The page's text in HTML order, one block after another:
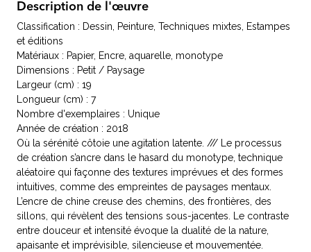
Description de l'œuvre
Classification : Dessin, Peinture, Techniques mixtes, Estampes
et éditions
Matériaux : Papier, Encre, aquarelle, monotype
Dimensions : Petit / Paysage
Largeur (cm) : 19
Longueur (cm) : 7
Nombre d'exemplaires : Unique
Année de création : 2018
Où la sérénité côtoie une agitation latente. /// Le processus
de création s’ancre dans le hasard du monotype, technique
aléatoire qui façonne des textures imprévues et des formes
intuitives, comme des empreintes de paysages mentaux.
L’encre de chine creuse des chemins, des frontières, des
sillons, qui révèlent des tensions sous-jacentes. Le contraste
entre douceur et intensité évoque la dualité de la nature,
apaisante et imprévisible, silencieuse et mouvementée.